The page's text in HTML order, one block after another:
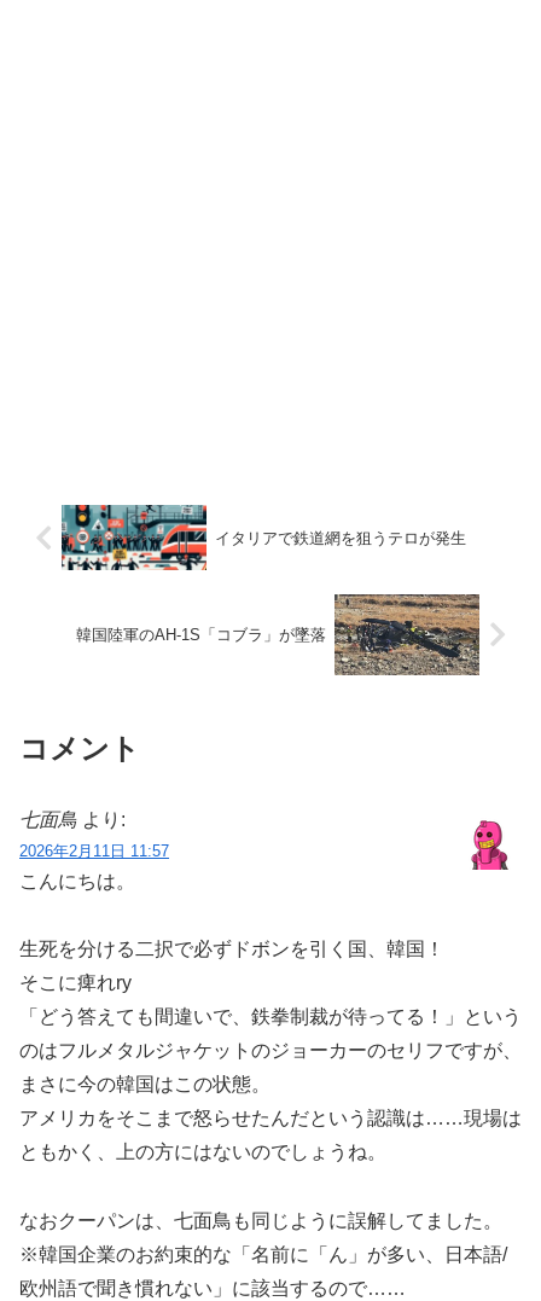
イタリアで鉄道網を狙うテロが発生
韓国陸軍のAH-1S「コブラ」が墜落
コメント
七面鳥 より:
2026年2月11日 11:57
こんにちは。
生死を分ける二択で必ずドボンを引く国、韓国！
そこに痺れry
「どう答えても間違いで、鉄拳制裁が待ってる！」という
のはフルメタルジャケットのジョーカーのセリフですが、
まさに今の韓国はこの状態。
アメリカをそこまで怒らせたんだという認識は……現場は
ともかく、上の方にはないのでしょうね。
なおクーパンは、七面鳥も同じように誤解してました。
※韓国企業のお約束的な「名前に「ん」が多い、日本語/
欧州語で聞き慣れない」に該当するので……